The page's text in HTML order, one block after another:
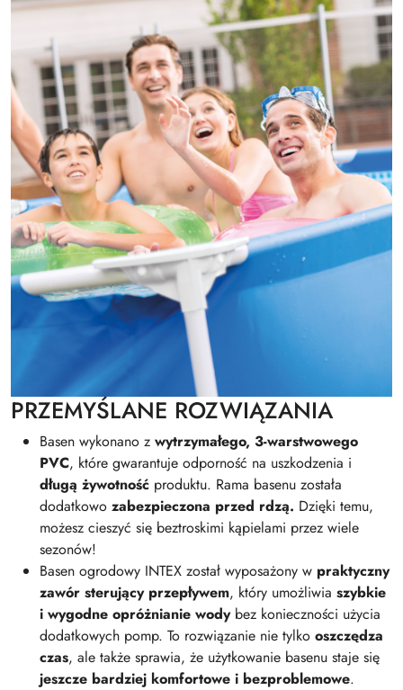
PRZEMYŚLANE ROZWIĄZANIA
Basen wykonano z wytrzymałego, 3-warstwowego
PVC, które gwarantuje odporność na uszkodzenia i
długą żywotność produktu. Rama basenu została
dodatkowo zabezpieczona przed rdzą. Dzięki temu,
możesz cieszyć się beztroskimi kąpielami przez wiele
sezonów!
Basen ogrodowy INTEX został wyposażony w praktyczny
zawór sterujący przepływem, który umożliwia szybkie
i wygodne opróżnianie wodybez konieczności użycia
dodatkowych pomp. To rozwiązanie nie tylko oszczędza
czas, ale także sprawia, że użytkowanie basenu staje się
jeszcze bardziej komfortowe i bezproblemowe.